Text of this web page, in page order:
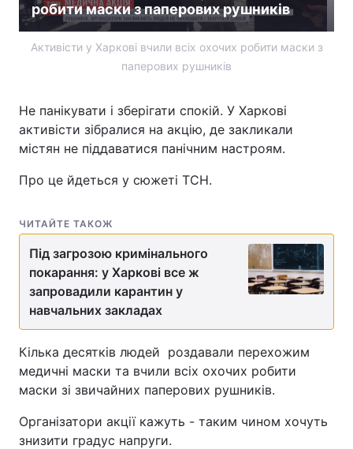
робити маски з паперових рушників
Активісти у Харкові вчили всіх охочих робити маски з
паперових рушників
Не панікувати і зберігати спокій. У Харкові
активісти зібралися на акцію, де закликали
містян не піддаватися панічним настроям.
Про це йдеться у сюжеті ТСН.
ЧИТАЙТЕ ТАКОЖ
Під загрозою кримінального
покарання: у Харкові все ж
запровадили карантин у
навчальних закладах
Кілька десятків людей роздавали перехожим
медичні маски та вчили всіх охочих робити
маски зі звичайних паперових рушників.
Організатори акції кажуть - таким чином хочуть
знизити градус напруги.